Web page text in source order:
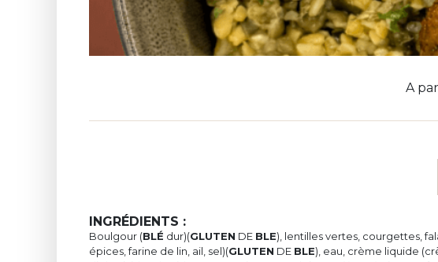
A
INGRÉDIENTS :
Boulgour (BLÉ dur)(GLUTEN DE BLE), lentilles vertes, courgettes,
épices, farine de lin, ail, sel)(GLUTEN DE BLE), eau, crème liquide